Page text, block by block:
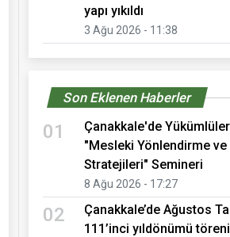
yapı yıkıldı
3 Ağu 2026 - 11:38
Son Eklenen Haberler
01
Çanakkale'de
"Mesleki Yönlendirme ve
Stratejileri" Semineri
8 Ağu 2026 - 17:27
02
Çanakkale’de Ağustos
111’inci yıldönümü töreni